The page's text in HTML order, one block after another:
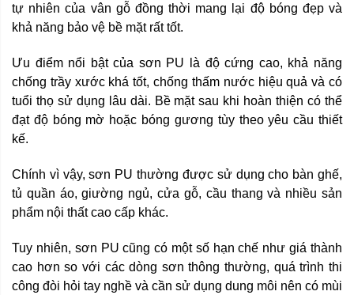
tự nhiên của vân gỗ đồng thời mang lại độ bóng đẹp và
khả năng bảo vệ bề mặt rất tốt.
Ưu điểm nổi bật của sơn PU là độ cứng cao, khả năng
chống trầy xước khá tốt, chống thấm nước hiệu quả và có
tuổi thọ sử dụng lâu dài. Bề mặt sau khi hoàn thiện có thể
đạt độ bóng mờ hoặc bóng gương tùy theo yêu cầu thiết
kế.
Chính vì vậy, sơn PU thường được sử dụng cho bàn ghế,
tủ quần áo, giường ngủ, cửa gỗ, cầu thang và nhiều sản
phẩm nội thất cao cấp khác.
Tuy nhiên, sơn PU cũng có một số hạn chế như giá thành
cao hơn so với các dòng sơn thông thường, quá trình thi
công đòi hỏi tay nghề và cần sử dụng dung môi nên có mùi